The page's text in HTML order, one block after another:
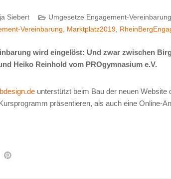
Siebert
Umgesetze Engagement-
Vereinbarung Marktplatz2019
wird eingelöst: Und zwar zwischen
Heiko Reinhold vom PROgymnasium e.V.
unterstützt beim Bau der neuen Website
präsentieren, als auch eine Online-